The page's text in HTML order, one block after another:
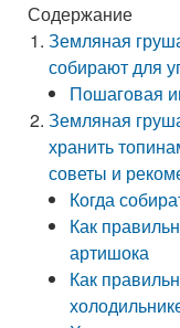
Содержание
Земляная
собирают для
Пошаговая
Земляная
хранить
советы и
Когда
Как
артишока
Как